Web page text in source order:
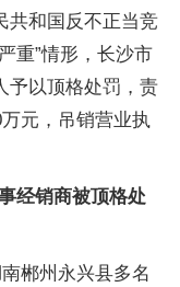
共和国反不正当竞
重”情形，长沙市
予以顶格处罚，责
元，吊销营业执
经销商被顶格处
郴州永兴县多名